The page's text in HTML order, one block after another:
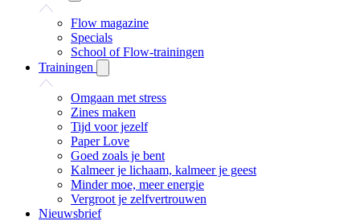
Flow magazine
Specials
School of Flow-trainingen
Trainingen
Omgaan met stress
Zines maken
Tijd voor jezelf
Paper Love
Goed zoals je bent
Kalmeer je lichaam, kalmeer je geest
Minder moe, meer energie
Vergroot je zelfvertrouwen
Nieuwsbrief